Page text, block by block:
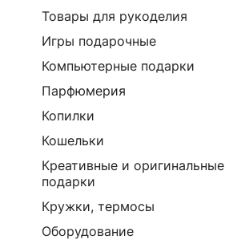
Товары для рукоделия
Игры подарочные
Компьютерные подарки
Парфюмерия
Копилки
Кошельки
Креативные и оригинальные
подарки
Кружки, термосы
Оборудование